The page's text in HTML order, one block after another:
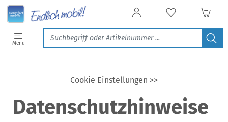
Menü
Cookie Einstellungen >>
Datenschutzhinweise